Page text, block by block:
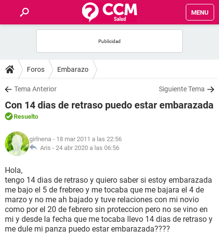
MENU
FOROS
SALUD
FAMILIA
NUTRICIÓN
SEXUALIDAD
GLOSARIO
Foros Embarazo
Tema Anterior Siguiente Tema
Con 14 dias de retraso puedo estar embarazada
Resuelto
girlnena - 18 mar 2011 a las 22:56
Aris - 24 abr 2020 a las 06:56
Hola,
tengo 14 dias de retraso y quiero saber si estoy embarazada
me bajo el 5 de frebreo y me tocaba que me bajara el 4 de
marzo y no me ah bajado y tuve relaciones con mi novio
como por el 20 de febrero sin proteccion pero no se vino en
mi y desde la fecha que me tocaba llevo 14 dias de retraso y
me dule mi panza puedo estar embarazada????